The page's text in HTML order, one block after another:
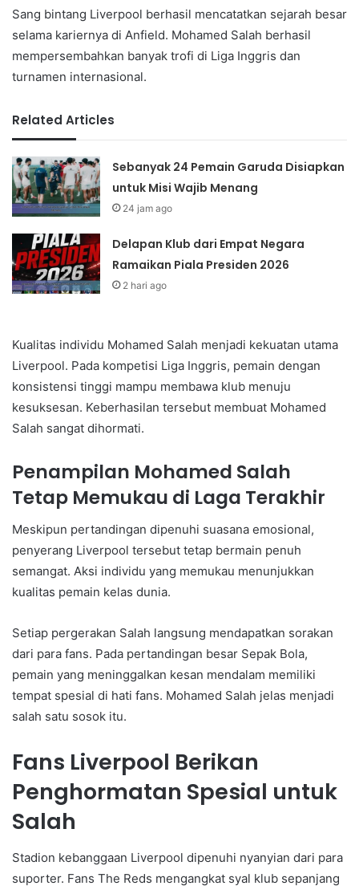
Sang bintang Liverpool berhasil mencatatkan sejarah besar
selama kariernya di Anfield. Mohamed Salah berhasil
mempersembahkan banyak trofi di Liga Inggris dan
turnamen internasional.
Related Articles
Sebanyak 24 Pemain Garuda Disiapkan
untuk Misi Wajib Menang
24 jam ago
Delapan Klub dari Empat Negara
Ramaikan Piala Presiden 2026
2 hari ago
Kualitas individu Mohamed Salah menjadi kekuatan utama
Liverpool. Pada kompetisi Liga Inggris, pemain dengan
konsistensi tinggi mampu membawa klub menuju
kesuksesan. Keberhasilan tersebut membuat Mohamed
Salah sangat dihormati.
Penampilan Mohamed Salah
Tetap Memukau di Laga Terakhir
Meskipun pertandingan dipenuhi suasana emosional,
penyerang Liverpool tersebut tetap bermain penuh
semangat. Aksi individu yang memukau menunjukkan
kualitas pemain kelas dunia.
Setiap pergerakan Salah langsung mendapatkan sorakan
dari para fans. Pada pertandingan besar Sepak Bola,
pemain yang meninggalkan kesan mendalam memiliki
tempat spesial di hati fans. Mohamed Salah jelas menjadi
salah satu sosok itu.
Fans Liverpool Berikan
Penghormatan Spesial untuk
Salah
Stadion kebanggaan Liverpool dipenuhi nyanyian dari para
suporter. Fans The Reds mengangkat syal klub sepanjang